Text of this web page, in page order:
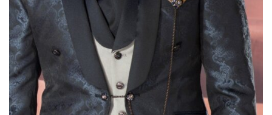
Prodotto taglie
Prodotto taglie